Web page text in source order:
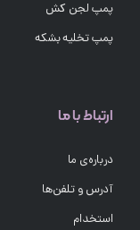
پمپ لجن کش
پمپ تخلیه بشکه
ارتباط با ما
درباره‌ی ما
آدرس و تلفن‌ها
استخدام